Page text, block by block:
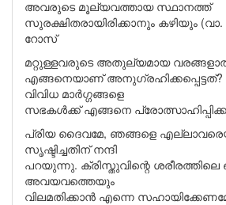
അവരുടെ മൂല്യവത്തായ സ്ഥാനത്ത്
സുരക്ഷിതരായിരിക്കാനും കഴിയും
റോസ്
മറ്റുള്ളവരുടെ അതുല്യമായ
എങ്ങനെയാണ്
വിവിധ മാർഗ്ഗങ്ങളെ
സഭകൾക്ക് എങ്ങനെ
പ്രിയ ദൈവമേ, ഞങ്ങളെ
സൃഷ്ടിച്ചതിന് നന്ദി
പറയുന്നു. ക്രിസ്തുവിന്റെ
അവയവത്തെയും
വിലമതിക്കാൻ എന്നെ